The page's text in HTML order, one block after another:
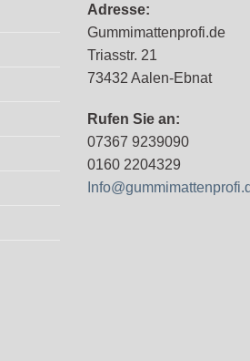
Adresse:
Gummimattenprofi.de
Triasstr. 21
73432 Aalen-Ebnat
Rufen Sie an:
07367 9239090
0160 2204329